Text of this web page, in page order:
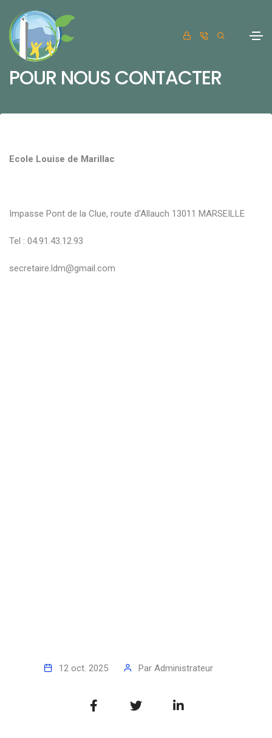
POUR NOUS CONTACTER
Ecole Louise de Marillac
Impasse Pont de la Clue, route d'Allauch 13011 MARSEILLE
Tel : 04.91.43.12.93
secretaire.ldm@gmail.com
12 oct. 2025 Par Administrateur